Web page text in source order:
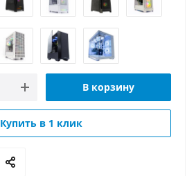
В корзину
Купить в 1 клик